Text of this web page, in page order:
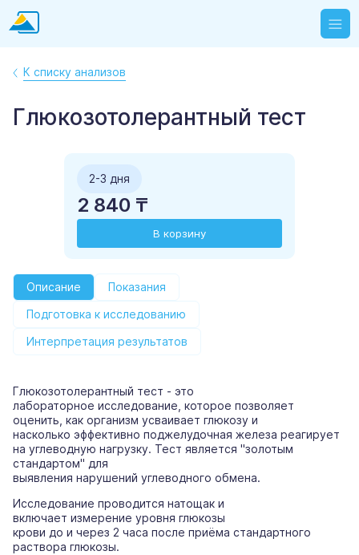
К списку анализов
Глюкозотолерантный тест
2-3 дня
2 840 ₸
В корзину
Описание
Показания
Подготовка к исследованию
Интерпретация результатов
Глюкозотолерантный тест - это
лабораторное исследование, которое позволяет
оценить, как организм усваивает глюкозу и
насколько эффективно поджелудочная железа реагирует
на углеводную нагрузку. Тест является "золотым
стандартом" для
выявления нарушений углеводного обмена.
Исследование проводится натощак и
включает измерение уровня глюкозы
крови до и через 2 часа после приёма стандартного
раствора глюкозы.